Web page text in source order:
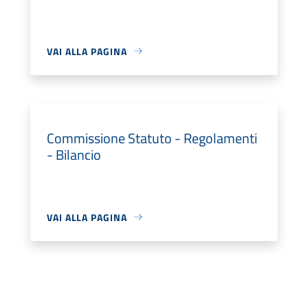
VAI ALLA PAGINA
Commissione Statuto - Regolamenti
- Bilancio
VAI ALLA PAGINA